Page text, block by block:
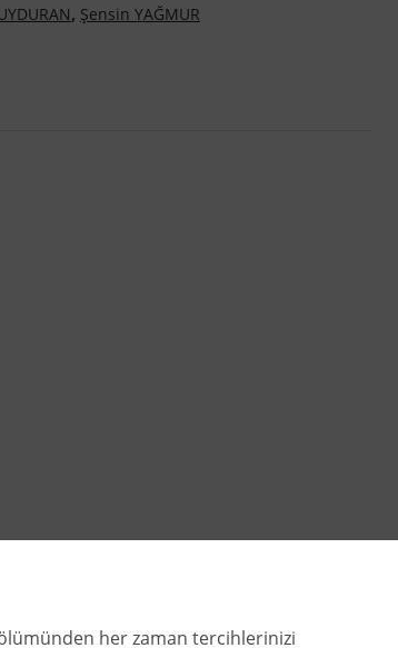
, Şensin YAĞMUR
her zaman tercihlerinizi